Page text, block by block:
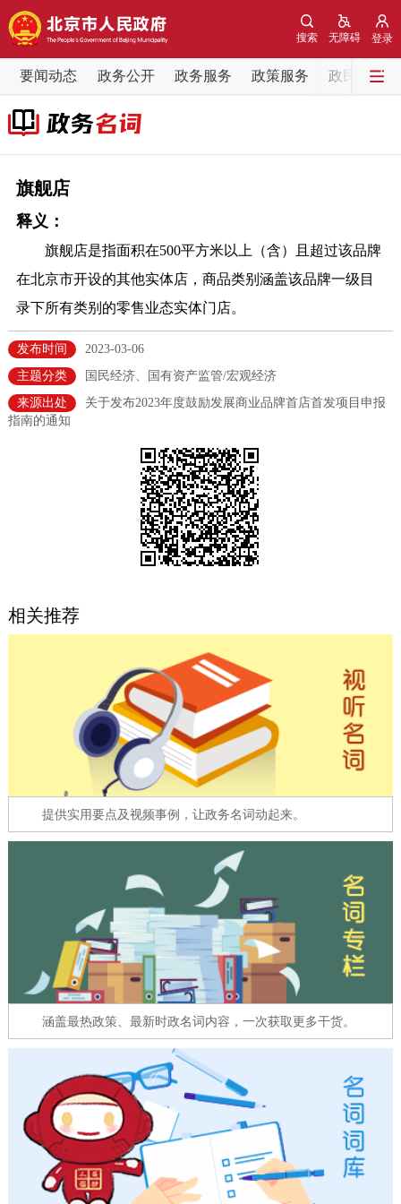
登录
无障碍
搜索
要闻动态 政务公开 政务服务 政策服务 政民互动
要闻动态
党中央精神
各区热点
政务公开
市领导 机构职能
政策兑现 政策解读
决策公开
法人服务
利企服务
中介服务
12345网上接诉即办 我要咨询 我要建议
在线访谈 图说互动
走进北京
十六区概览
绿色北京 图说北京 视频北京
多语种
ENGLISH 한국어 日本語
FRANÇAIS
ESPAÑOL العربية PORTUGUÊS
ITALIANO
旗舰店
释义：
旗舰店是指面积在500平方米以上（含）且超过该品牌
在北京市开设的其他实体店，商品类别涵盖该品牌一级目
录下所有类别的零售业态实体门店。
发布时间
2023-03-06
主题分类
国民经济、国有资产监管/宏观经济
来源出处
关于发布2023年度鼓励发展商业品牌首店首发项目申报
指南的通知
相关推荐
提供实用要点及视频事例，让政务名词动起来。
涵盖最热政策、最新时政名词内容，一次获取更多干货。